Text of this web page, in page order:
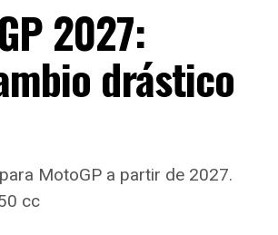
2027:
drástico
MotoGP a partir de 2027.
cc